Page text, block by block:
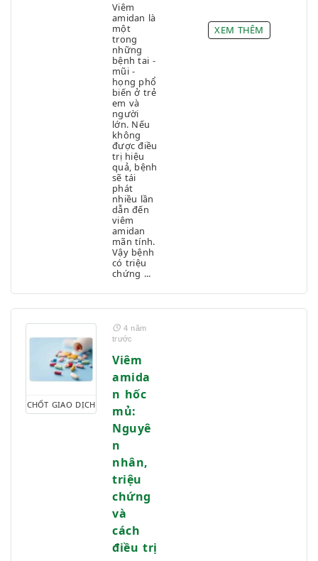
Viêm
amidan là
một
trong
những
bệnh tai -
mũi -
họng phổ
biến ở trẻ
em và
người
lớn. Nếu
không
được điều
trị hiệu
quả, bệnh
sẽ tái
phát
nhiều lần
dẫn đến
viêm
amidan
mãn tính.
Vậy bệnh
có triệu
chứng ...
XEM THÊM
CHỐT GIAO DỊCH
4 năm
trước
Viêm
amida
n hốc
mủ:
Nguyê
n
nhân,
triệu
chứng
và
cách
điều trị